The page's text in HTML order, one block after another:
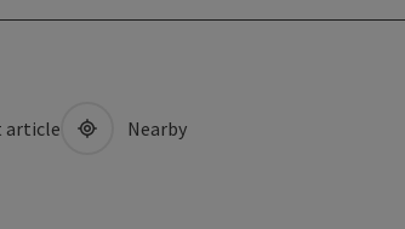
article Nearby